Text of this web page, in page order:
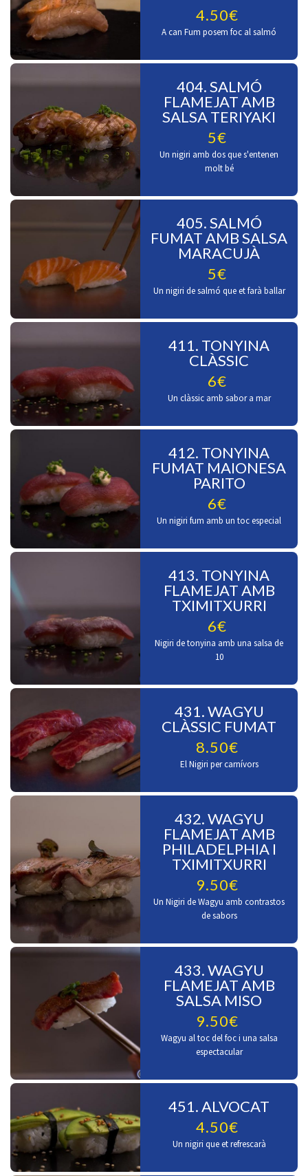
4.50€
A can Fum posem foc al salmó
404. SALMÓ
FLAMEJAT AMB
SALSA TERIYAKI
5€
Un nigiri amb dos que s'entenen
molt bé
405. SALMÓ
FUMAT AMB SALSA
MARACUJÀ
5€
Un nigiri de salmó que et farà ballar
411. TONYINA
CLÀSSIC
6€
Un clàssic amb sabor a mar
412. TONYINA
FUMAT MAIONESA
PARITO
6€
Un nigiri fum amb un toc especial
413. TONYINA
FLAMEJAT AMB
TXIMITXURRI
6€
Nigiri de tonyina amb una salsa de
10
431. WAGYU
CLÀSSIC FUMAT
8.50€
El Nigiri per carnívors
432. WAGYU
FLAMEJAT AMB
PHILADELPHIA I
TXIMITXURRI
9.50€
Un Nigiri de Wagyu amb contrastos
de sabors
433. WAGYU
FLAMEJAT AMB
SALSA MISO
9.50€
Wagyu al toc del foc i una salsa
espectacular
451. ALVOCAT
4.50€
Un nigiri que et refrescarà